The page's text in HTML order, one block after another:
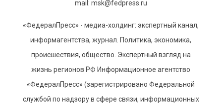
mail: msk@fedpress.ru
«ФедералПресс» - медиа-холдинг: экспертный канал,
информагентства, журнал. Политика, экономика,
происшествия, общество. Экспертный взгляд на
жизнь регионов РФ Информационное агентство
«ФедералПресс» (зарегистрировано Федеральной
службой по надзору в сфере связи, информационных